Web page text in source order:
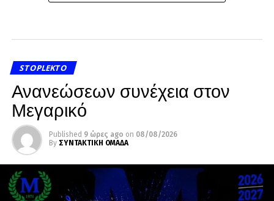
STOPLEKTO
Ανανεώσεων συνέχεια στον
Μεγαρικό
Published 9 ώρες ago on 08/08/2026
By ΣΥΝΤΑΚΤΙΚΗ ΟΜΑΔΑ